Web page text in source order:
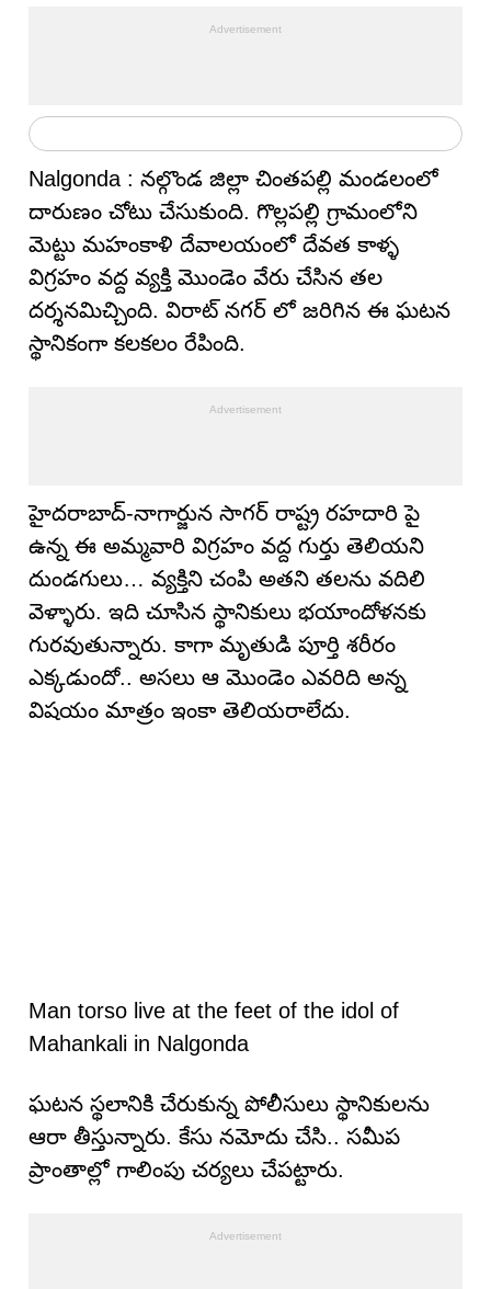
Nalgonda : నల్గొండ జిల్లా చింతపల్లి మండలంలో
దారుణం చోటు చేసుకుంది. గొల్లపల్లి గ్రామంలోని
మెట్టు మహంకాళి దేవాలయంలో దేవత కాళ్ళ
విగ్రహం వద్ద వ్యక్తి మొండెం వేరు చేసిన తల
దర్శనమిచ్చింది. విరాట్ నగర్ లో జరిగిన ఈ ఘటన
స్థానికంగా కలకలం రేపింది.
హైదరాబాద్-నాగార్జున సాగర్ రాష్ట్ర రహదారి పై
ఉన్న ఈ అమ్మవారి విగ్రహం వద్ద గుర్తు తెలియని
దుండగులు… వ్యక్తిని చంపి అతని తలను వదిలి
వెళ్ళారు. ఇది చూసిన స్థానికులు భయాందోళనకు
గురవుతున్నారు. కాగా మృతుడి పూర్తి శరీరం
ఎక్కడుందో.. అసలు ఆ మొండెం ఎవరిది అన్న
విషయం మాత్రం ఇంకా తెలియరాలేదు.
Man torso live at the feet of the idol of
Mahankali in Nalgonda
ఘటన స్థలానికి చేరుకున్న పోలీసులు స్థానికులను
ఆరా తీస్తున్నారు. కేసు నమోదు చేసి.. సమీప
ప్రాంతాల్లో గాలింపు చర్యలు చేపట్టారు.